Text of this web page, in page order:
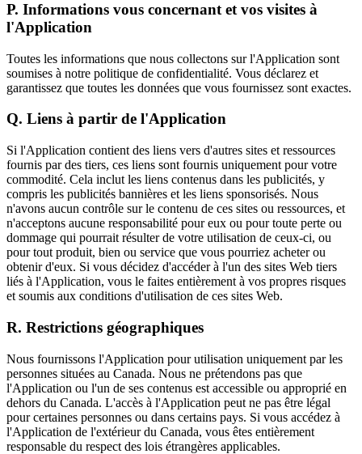
P. Informations vous concernant et vos visites à
l'Application
Toutes les informations que nous collectons sur l'Application sont
soumises à notre politique de confidentialité. Vous déclarez et
garantissez que toutes les données que vous fournissez sont exactes.
Q. Liens à partir de l'Application
Si l'Application contient des liens vers d'autres sites et ressources
fournis par des tiers, ces liens sont fournis uniquement pour votre
commodité. Cela inclut les liens contenus dans les publicités, y
compris les publicités bannières et les liens sponsorisés. Nous
n'avons aucun contrôle sur le contenu de ces sites ou ressources, et
n'acceptons aucune responsabilité pour eux ou pour toute perte ou
dommage qui pourrait résulter de votre utilisation de ceux-ci, ou
pour tout produit, bien ou service que vous pourriez acheter ou
obtenir d'eux. Si vous décidez d'accéder à l'un des sites Web tiers
liés à l'Application, vous le faites entièrement à vos propres risques
et soumis aux conditions d'utilisation de ces sites Web.
R. Restrictions géographiques
Nous fournissons l'Application pour utilisation uniquement par les
personnes situées au Canada. Nous ne prétendons pas que
l'Application ou l'un de ses contenus est accessible ou approprié en
dehors du Canada. L'accès à l'Application peut ne pas être légal
pour certaines personnes ou dans certains pays. Si vous accédez à
l'Application de l'extérieur du Canada, vous êtes entièrement
responsable du respect des lois étrangères applicables.